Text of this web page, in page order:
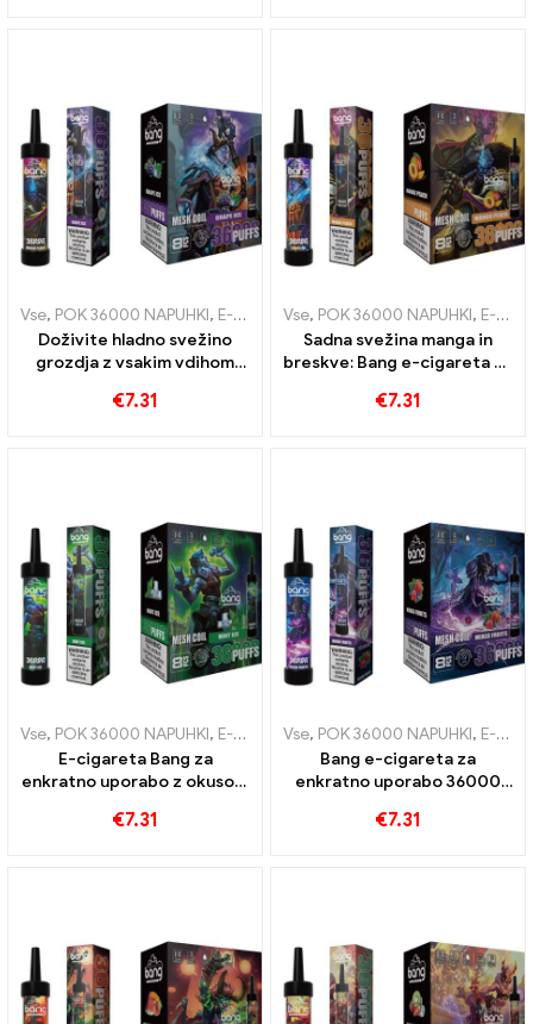
Vse, POK 36000 NAPUHKI, E-cigarete za enkratno uporabo Litva ,
Doživite hladno svežino
grozdja z vsakim vdihom
cigareta za enkratno
€7.31
Vse, POK 36000 NAPUHKI, E-cigarete za enkratno uporabo
Sadna svežina manga in
breskve: Bang e-cigareta za
trenira za tropsko izkušnjo
€7.31
Vse, POK 36000 NAPUHKI, E-cigarete za enkratno uporabo ,E-
E-cigareta Bang za
enkratno uporabo z okusom
Napihnjenci in mrežasta
€7.31
Vse, POK 36000 NAPUHKI, E-cigarete za enkratno uporabo
Bang e-cigareta za
enkratno uporabo 36000
sadjem za vrhunsko izkušnjo
€7.31